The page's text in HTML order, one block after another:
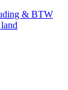
& BTW